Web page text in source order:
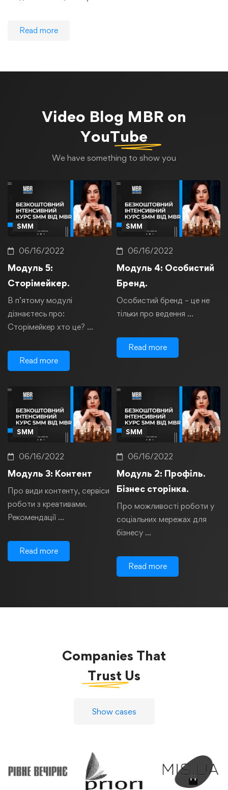
Read more
Video Blog MBR on
YouTube
We have something to show you
SMM
06/16/2022
Модуль 5:
Сторімейкер.
В п’ятому модулі
дізнаєтесь про:
Сторімейкер хто це? …
Read more
SMM
06/16/2022
Модуль 4: Особистий
Бренд.
Особистий бренд – це не
тільки про ведення …
Read more
SMM
06/16/2022
Модуль 3: Контент
Про види контенту, сервіси
роботи з креативами.
Рекомендації …
Read more
SMM
06/16/2022
Модуль 2: Профіль.
Бізнес сторінка.
Про можливості роботи у
соціальних мережах для
бізнесу …
Read more
Companies That
Trust Us
Show cases